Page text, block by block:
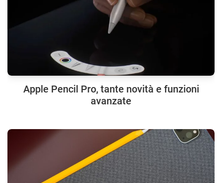
Apple Pencil Pro, tante novità e funzioni
avanzate